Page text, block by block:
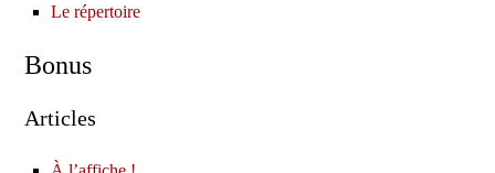
Le répertoire
Bonus
Articles